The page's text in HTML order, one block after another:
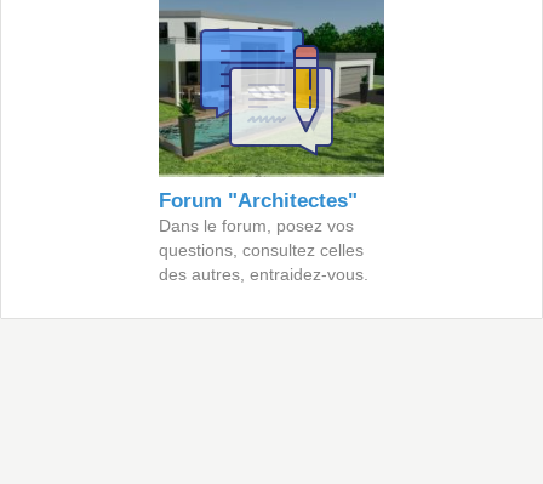
Forum "Architectes"
Dans le forum, posez vos
questions, consultez celles
des autres, entraidez-vous.